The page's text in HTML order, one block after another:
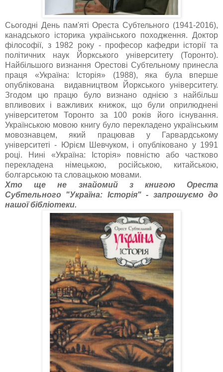
Сьогодні День пам'яті Ореста Субтельного (1941-2016),
канадського історика українського походження. Доктор
філософії, з 1982 року - професор кафедри історії та
політичних наук Йоркського університету (Торонто).
Найбільшого визнання Орестові Субтельному принесла
праця «Україна: Історія» (1988), яка була вперше
опублікована видавництвом Йоркського університету.
Згодом цю працю було визнано однією з найбільш
впливових і важливих книжок, що були оприлюднені
університетом Торонто за 100 років його існування.
Українською мовою книгу було перекладено українським
мовознавцем, який працював у Гарвардському
університеті - Юрієм Шевчуком, і опубліковано у 1991
році. Нині «Україна: Історія» повністю або частково
перекладена німецькою, російською, китайською,
болгарською та словацькою мовами.
Хто ще не знайомий з книгою Ореста
Субтельного "Україна: Історія" - запрошуємо до
нашої бібліотеки.